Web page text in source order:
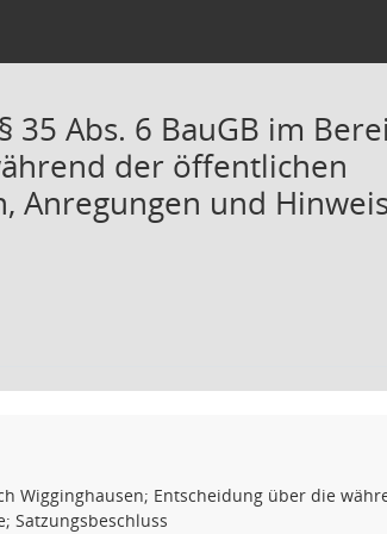
35 Abs. 6 BauGB im
der öffentlichen
Anregungen und
Wigginghausen; Entscheidung über die
Satzungsbeschluss